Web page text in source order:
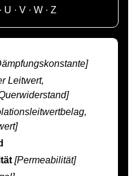
U · V· W· Z
Leitwert,
[Permeabilität]